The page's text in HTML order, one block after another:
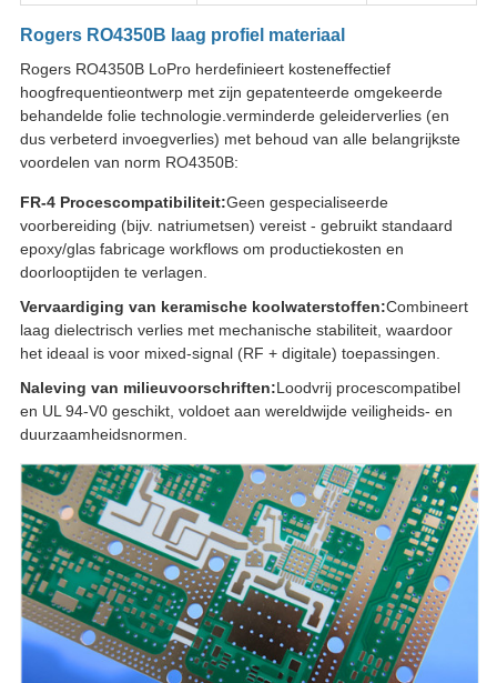
Rogers RO4350B laag profiel materiaal
Rogers RO4350B LoPro herdefinieert kosteneffectief
hoogfrequentieontwerp met zijn gepatenteerde omgekeerde
behandelde folie technologie.verminderde geleiderverlies (en
dus verbeterd invoegverlies) met behoud van alle belangrijkste
voordelen van norm RO4350B:
FR-4 Procescompatibiliteit:Geen gespecialiseerde
voorbereiding (bijv. natriumetsen) vereist - gebruikt standaard
epoxy/glas fabricage workflows om productiekosten en
doorlooptijden te verlagen.
Vervaardiging van keramische koolwaterstoffen:Combineert
laag dielectrisch verlies met mechanische stabiliteit, waardoor
het ideaal is voor mixed-signal (RF + digitale) toepassingen.
Naleving van milieuvoorschriften:Loodvrij procescompatibel
en UL 94-V0 geschikt, voldoet aan wereldwijde veiligheids- en
duurzaamheidsnormen.